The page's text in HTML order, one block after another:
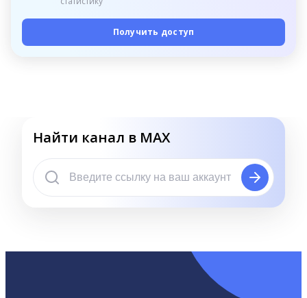
Получить доступ
Найти канал в MAX